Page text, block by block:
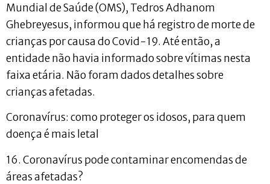
Mundial de Saúde (OMS), Tedros Adhanom
Ghebreyesus, informou que há registro de morte de
crianças por causa do Covid-19. Até então, a
entidade não havia informado sobre vítimas nesta
faixa etária. Não foram dados detalhes sobre
crianças afetadas.
Coronavírus: como proteger os idosos, para quem
doença é mais letal
16. Coronavírus pode contaminar encomendas de
áreas afetadas?